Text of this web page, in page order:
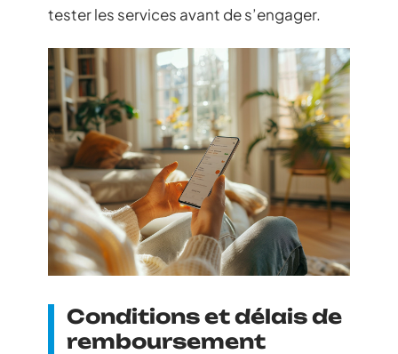
tester les services avant de s’engager.
Conditions et délais de
remboursement